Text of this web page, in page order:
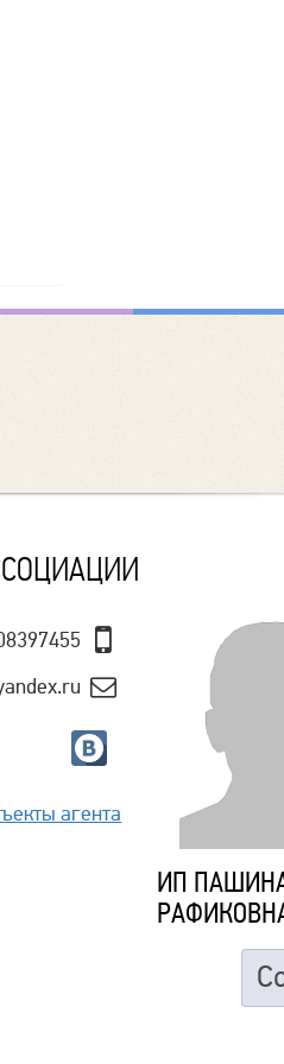
агента
ИП